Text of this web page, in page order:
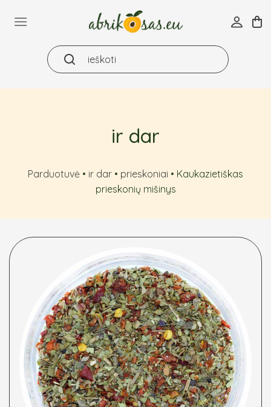
ir dar
Parduotuvė • ir dar • prieskoniai • Kaukazietiškas
prieskonių mišinys